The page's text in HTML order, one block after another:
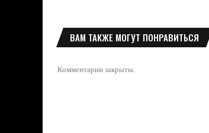
ВАМ ТАКЖЕ МОГУТ ПОНРАВИТЬСЯ
Комментарии закрыты.